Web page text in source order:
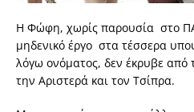
Η Φώφη, χωρίς παρουσία στο
μηδενικό έργο στα τέσσερα
λόγω ονόματος, δεν έκρυβε από
την Αριστερά και τον Τσίπρα.